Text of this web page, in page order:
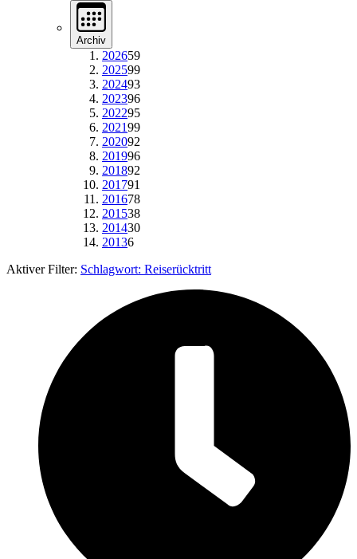
Archiv
202659
202599
202493
202396
202295
202199
202092
201996
201892
201791
201678
201538
201430
20136
Aktiver Filter: Schlagwort: Reiserücktritt